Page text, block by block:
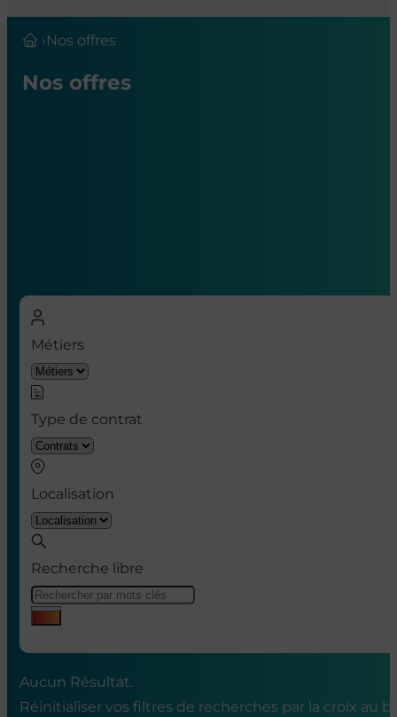
›Nos offres
Nos offres
Métiers
Type de contrat
Localisation
Recherche libre
Aucun Résultat.
Réinitialiser vos filtres de recherches par la croix au